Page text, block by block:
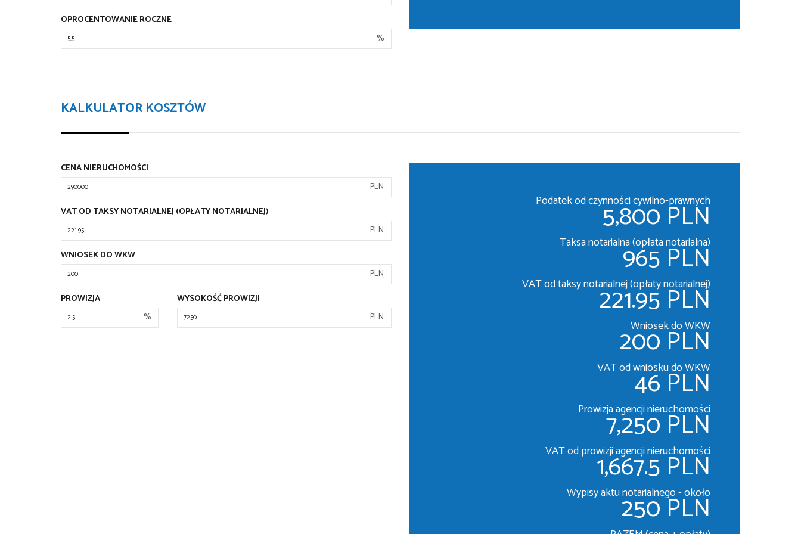
OPROCENTOWANIE ROCZNE
%
KALKULATOR KOSZTÓW
CENA NIERUCHOMOŚCI
PLN
VAT OD TAKSY NOTARIALNEJ (OPŁATY NOTARIALNEJ)
PLN
WNIOSEK DO WKW
PLN
PROWIZJA
%
WYSOKOŚĆ PROWIZJI
PLN
Podatek od czynności cywilno-prawnych
5,800 PLN
Taksa notarialna (opłata notarialna)
965 PLN
VAT od taksy notarialnej (opłaty notarialnej)
221.95 PLN
Wniosek do WKW
200 PLN
VAT od wniosku do WKW
46 PLN
Prowizja agencji nieruchomości
7,250 PLN
VAT od prowizji agencji nieruchomości
1,667.5 PLN
Wypisy aktu notarialnego - około
250 PLN